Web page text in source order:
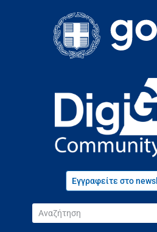
Εγγραφείτε στο